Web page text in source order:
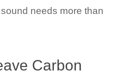
needs more than
Carbon